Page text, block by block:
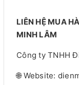
LIÊN HỆ MUA
MINH LÂM
Công ty TNHH
🌐 Website: